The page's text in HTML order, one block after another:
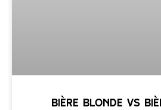
Bière Blonde vs